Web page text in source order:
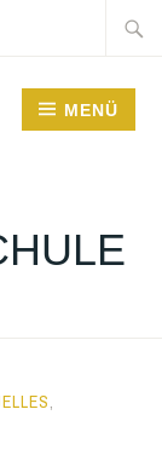
Suche
MENÜ